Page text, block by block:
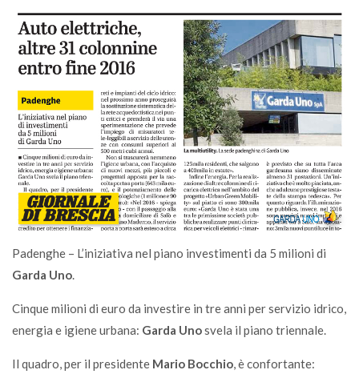
Padenghe – L’iniziativa nel piano investimenti da 5 milioni di
Garda Uno.
Cinque milioni di euro da investire in tre anni per servizio idrico,
energia e igiene urbana: Garda Unosvela il piano triennale.
Il quadro, per il presidente Mario Bocchio, è confortante: